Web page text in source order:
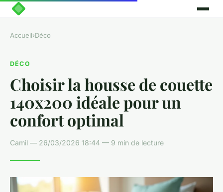
Accueil›Déco
DÉCO
Choisir la housse de couette
140x200 idéale pour un
confort optimal
Camil — 26/03/2026 18:44 — 9 min de lecture